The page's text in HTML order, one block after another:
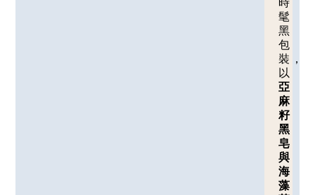
髦
黑
包
裝，
以
亞
麻
籽
黑
皂
與
海
藻